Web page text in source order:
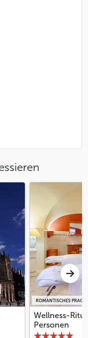
ROMANTISCHES PRAG
Wellness-
Personen